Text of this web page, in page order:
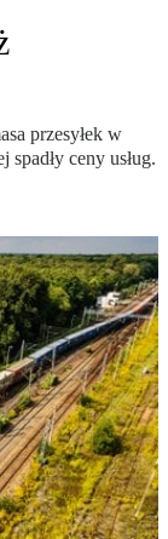
przesyłek w
spadły ceny usług.